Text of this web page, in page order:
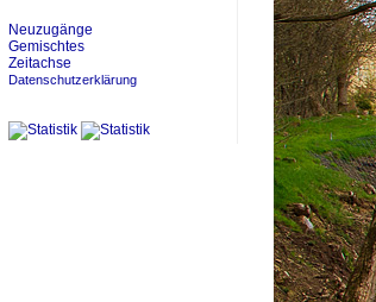
Neuzugänge
Gemischtes
Zeitachse
Datenschutzerklärung